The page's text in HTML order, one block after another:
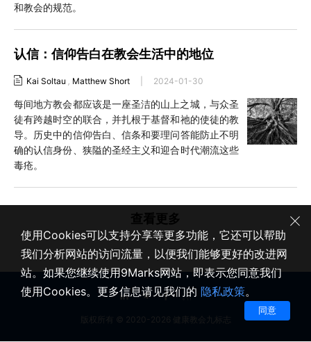
和教会的规范。
认信：信仰告白在教会生活中的地位
Kai Soltau Matthew Short 2024-01-30
每间地方教会都应该是一座圣洁的山上之城，与众圣
徒有跨越时空的联合，并扎根于基督和祂的使徒的教
导。历史中的信仰告白、信条和要理问答能防止不明
确的认信身份、狭隘的圣经主义和迎合时代潮流这些
毒疮。
查看更多
版权所有 © 2020-2026 健康教会九标志
使用Cookies可以支持分享等更多功能，它还可以帮助
我们分析网站的访问流量，以便我们能够更好的改进网
站。如果您继续使用9Marks网站，即表示您同意我们
使用Cookies。更多信息请见我们的 隐私政策。
同意